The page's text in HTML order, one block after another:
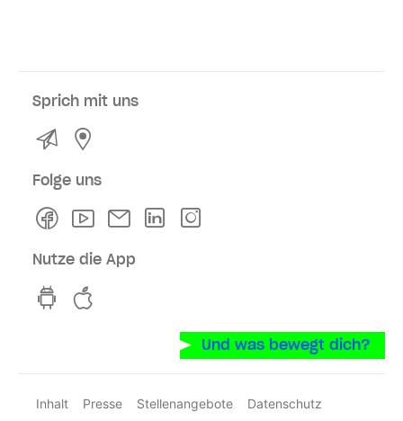
Sprich mit uns
Kontakt
Folge uns
FacebookYoutubeNewsletterLinkedln
Nutze die App
hvv switch App auf GooglePlay
Und was bewegt dich?
Inhalt Presse Stellenangebote
Datenschutz